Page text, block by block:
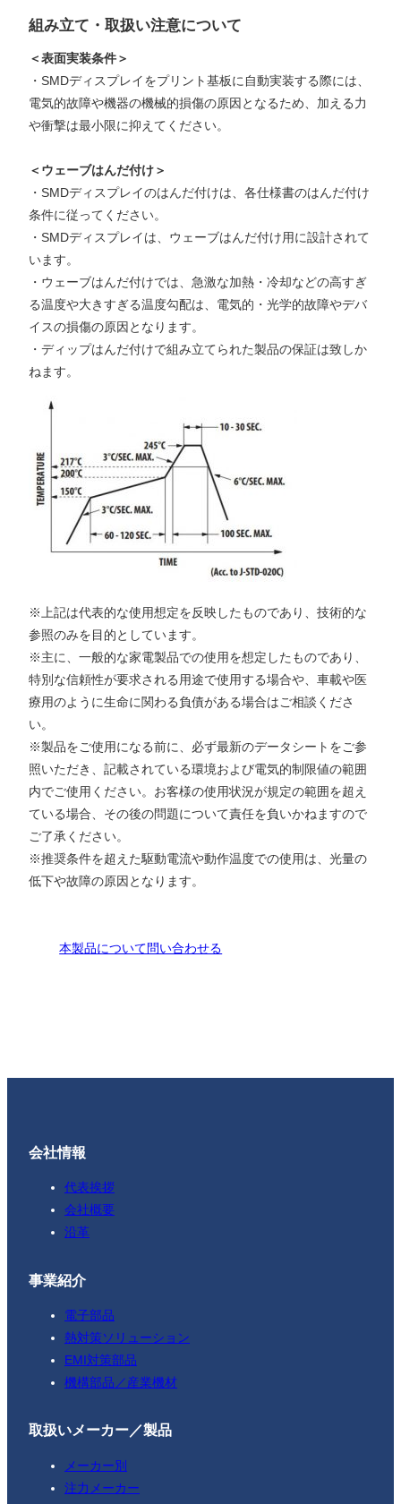
組み立て・取扱い注意について
＜表面実装条件＞
・SMDディスプレイをプリント基板に自動実装する際には、
電気的故障や機器の機械的損傷の原因となるため、加える力
や衝撃は最小限に抑えてください。
＜ウェーブはんだ付け＞
・SMDディスプレイのはんだ付けは、各仕様書のはんだ付け
条件に従ってください。
・SMDディスプレイは、ウェーブはんだ付け用に設計されて
います。
・ウェーブはんだ付けでは、急激な加熱・冷却などの高すぎ
る温度や大きすぎる温度勾配は、電気的・光学的故障やデバ
イスの損傷の原因となります。
・ディップはんだ付けで組み立てられた製品の保証は致しか
ねます。
※上記は代表的な使用想定を反映したものであり、技術的な
参照のみを目的としています。
※主に、一般的な家電製品での使用を想定したものであり、
特別な信頼性が要求される用途で使用する場合や、車載や医
療用のように生命に関わる負債がある場合はご相談くださ
い。
※製品をご使用になる前に、必ず最新のデータシートをご参
照いただき、記載されている環境および電気的制限値の範囲
内でご使用ください。お客様の使用状況が規定の範囲を超え
ている場合、その後の問題について責任を負いかねますので
ご了承ください。
※推奨条件を超えた駆動電流や動作温度での使用は、光量の
低下や故障の原因となります。
本製品について問い合わせる
会社情報
代表挨拶
会社概要
沿革
事業紹介
電子部品
熱対策ソリューション
EMI対策部品
機構部品／産業機材
取扱いメーカー／製品
メーカー別
注力メーカー